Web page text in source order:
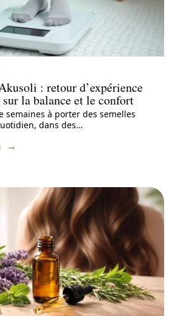
: retour d’expérience
sur la balance et le confort
semaines à porter des semelles
dans des…